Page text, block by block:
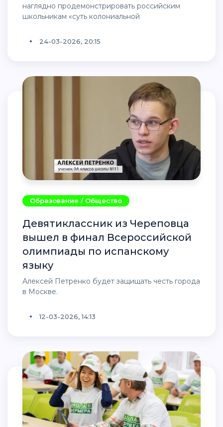
наглядно продемонстрировать российским
школьникам «суть колониальной
24-03-2026, 20:15
Образование / Общество
Девятиклассник из Череповца
вышел в финал Всероссийской
олимпиады по испанскому
языку
Алексей Петренко будет защищать честь города
в Москве.
12-03-2026, 14:13